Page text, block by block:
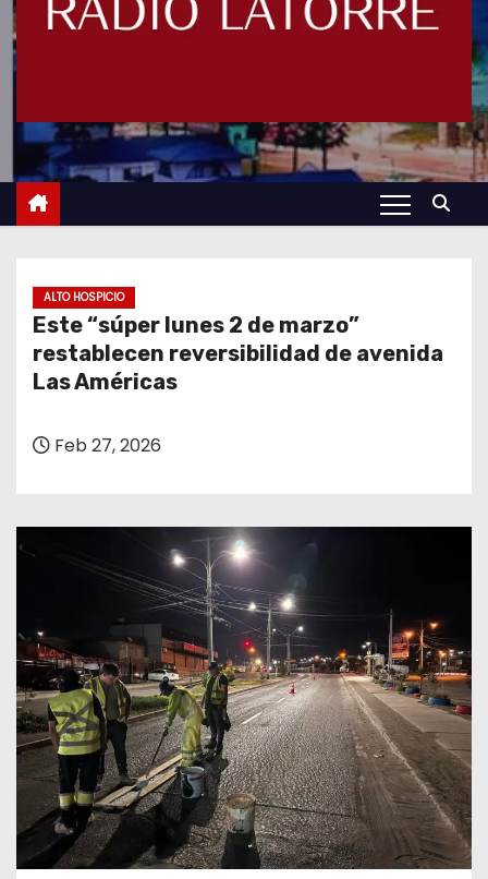
ALTO HOSPICIO
Este “súper lunes 2 de marzo”
restablecen reversibilidad de avenida
Las Américas
Feb 27, 2026